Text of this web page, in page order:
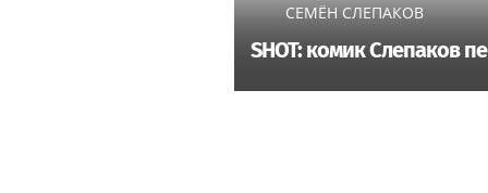
СЕМЁН СЛЕПАКОВ
SHOT: комик Слепаков